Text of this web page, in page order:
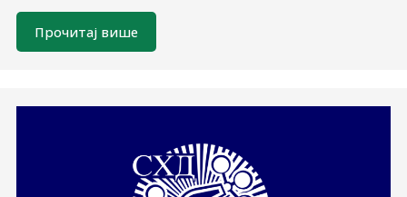
Прочитај више